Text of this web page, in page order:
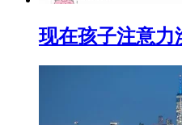
现在孩子注意力